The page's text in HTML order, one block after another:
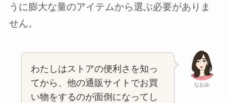
うに膨大な量のアイテムから選ぶ必要がありま
せん。
なおみ
わたしはストアの便利さを知っ
てから、他の通販サイトでお買
い物をするのが面倒になってし